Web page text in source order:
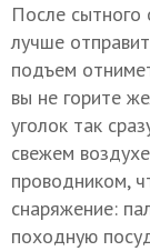
После сытного
лучше
подъем
вы не горите
уголок так
свежем
проводником,
снаряжение:
походную